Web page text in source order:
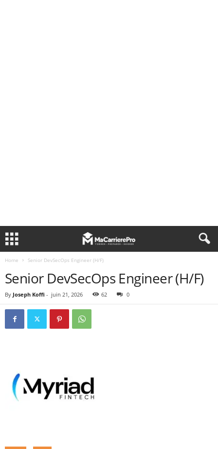
Home Senior DevSecOps Engineer (H/F)
Senior DevSecOps Engineer (H/F)
By Joseph Koffi - juin 21, 2026 62 0